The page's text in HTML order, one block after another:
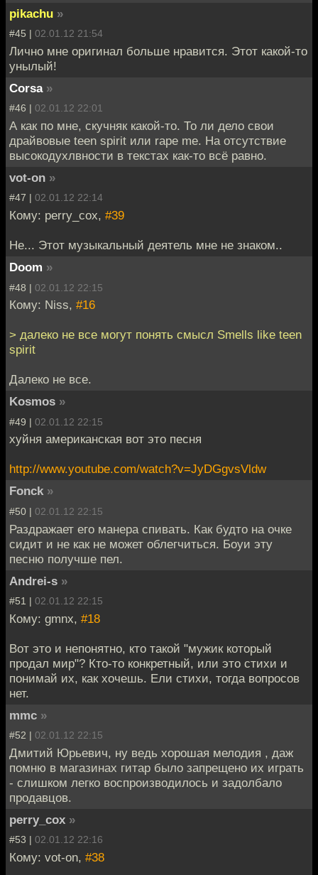
pikachu »
#45 | 02.01.12 21:54
Лично мне оригинал больше нравится. Этот какой-то
унылый!
Corsa »
#46 | 02.01.12 22:01
А как по мне, скучняк какой-то. То ли дело свои
драйвовые teen spirit или rape me. На отсутствие
высокодухлвности в текстах как-то всё равно.
vot-on »
#47 | 02.01.12 22:14
Кому: perry_cox, #39
Не... Этот музыкальный деятель мне не знаком..
Doom »
#48 | 02.01.12 22:15
Кому: Niss, #16
> далеко не все могут понять смысл Smells like teen
spirit
Далеко не все.
Kosmos »
#49 | 02.01.12 22:15
хуйня американская вот это песня
http://www.youtube.com/watch?v=JyDGgvsVldw
Fonck »
#50 | 02.01.12 22:15
Раздражает его манера спивать. Как будто на очке
сидит и не как не может облегчиться. Боуи эту
песню получше пел.
Andrei-s »
#51 | 02.01.12 22:15
Кому: gmnx, #18
Вот это и непонятно, кто такой "мужик который
продал мир"? Кто-то конкретный, или это стихи и
понимай их, как хочешь. Ели стихи, тогда вопросов
нет.
mmc »
#52 | 02.01.12 22:15
Дмитий Юрьевич, ну ведь хорошая мелодия , даж
помню в магазинах гитар было запрещено их играть
- слишком легко воспроизводилось и задолбало
продавцов.
perry_cox »
#53 | 02.01.12 22:16
Кому: vot-on, #38